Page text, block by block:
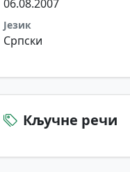
06.08.2007
Језик
Српски
Кључне речи